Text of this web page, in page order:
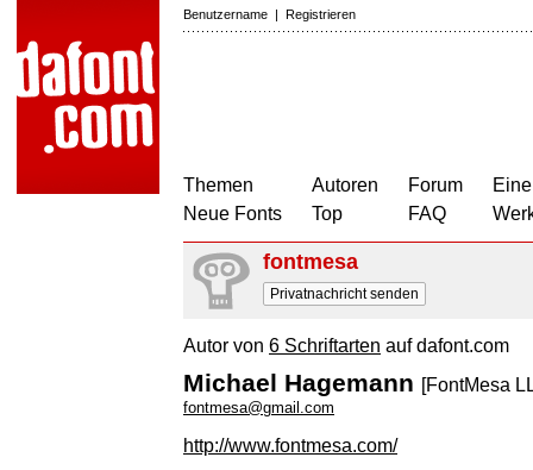
Benutzername | Registrieren
Themen
Neue Fonts
Autoren
Top
Forum
FAQ
fontmesa
Privatnachricht senden
Autor von 6 Schriftarten auf dafont.com
Michael Hagemann [FontMesa
fontmesa@gmail.com
http://www.fontmesa.com/